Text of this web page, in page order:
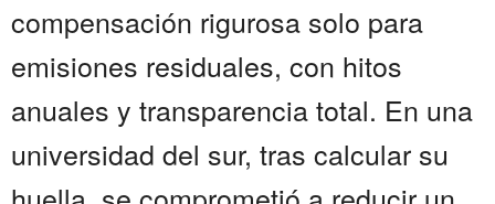
compensación rigurosa solo para
emisiones residuales, con hitos
anuales y transparencia total. En una
universidad del sur, tras calcular su